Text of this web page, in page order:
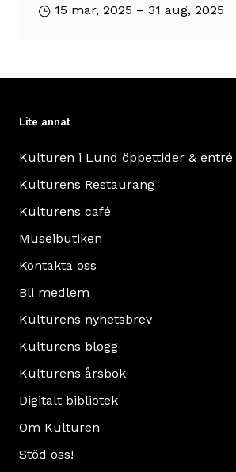
bostadshus
om
förebilder
från
två
i
Ystad
Läs
om
Ystadhuset
15 mar, 2025 – 31 aug, 2025
Lite annat
Kulturen i Lund öppettider & entré
Kulturens Restaurang
Kulturens café
Museibutiken
Kontakta oss
Bli medlem
Kulturens nyhetsbrev
Kulturens blogg
Kulturens årsbok
Digitalt bibliotek
Om Kulturen
Stöd oss!